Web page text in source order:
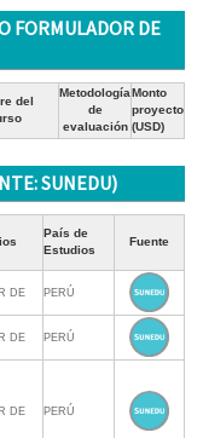
FORMULADOR DE
del
Metodología
de
evaluación
Monto
proyecto
(USD)
SUNEDU)
País de
Estudios
Fuente
DE
PERÚ
DE
PERÚ
DE
PERÚ